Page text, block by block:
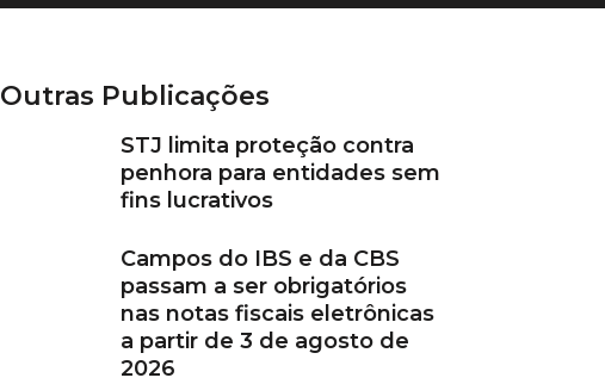
Outras Publicações
STJ limita proteção contra
penhora para entidades sem
fins lucrativos
Campos do IBS e da CBS
passam a ser obrigatórios
nas notas fiscais eletrônicas
a partir de 3 de agosto de
2026